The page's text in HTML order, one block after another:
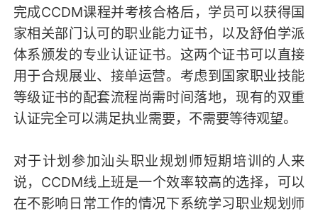
完成CCDM课程并考核合格后，学员可以获得国
家相关部门认可的职业能力证书，以及舒伯学派
体系颁发的专业认证证书。这两个证书可以直接
用于合规展业、接单运营。考虑到国家职业技能
等级证书的配套流程尚需时间落地，现有的双重
认证完全可以满足执业需要，不需要等待观望。
对于计划参加汕头职业规划师短期培训的人来
说，CCDM线上班是一个效率较高的选择，可以
在不影响日常工作的情况下系统学习职业规划师